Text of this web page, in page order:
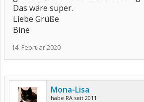
Das wäre super.
Liebe Grüße
Bine
14. Februar 2020
Mona-Lisa
habe RA seit 2011